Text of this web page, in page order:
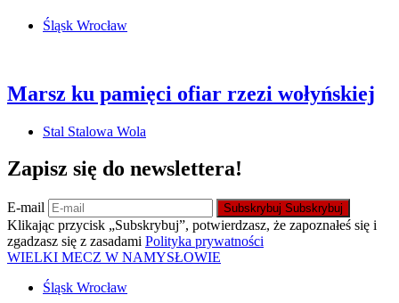
Śląsk Wrocław
Marsz ku pamięci ofiar rzezi wołyńskiej
Stal Stalowa Wola
Zapisz się do newslettera!
E-mail Subskrybuj Subskrybuj
Klikając przycisk „Subskrybuj”, potwierdzasz, że zapoznałeś się i
zgadzasz się z zasadami Polityka prywatności
WIELKI MECZ W NAMYSŁOWIE
Śląsk Wrocław